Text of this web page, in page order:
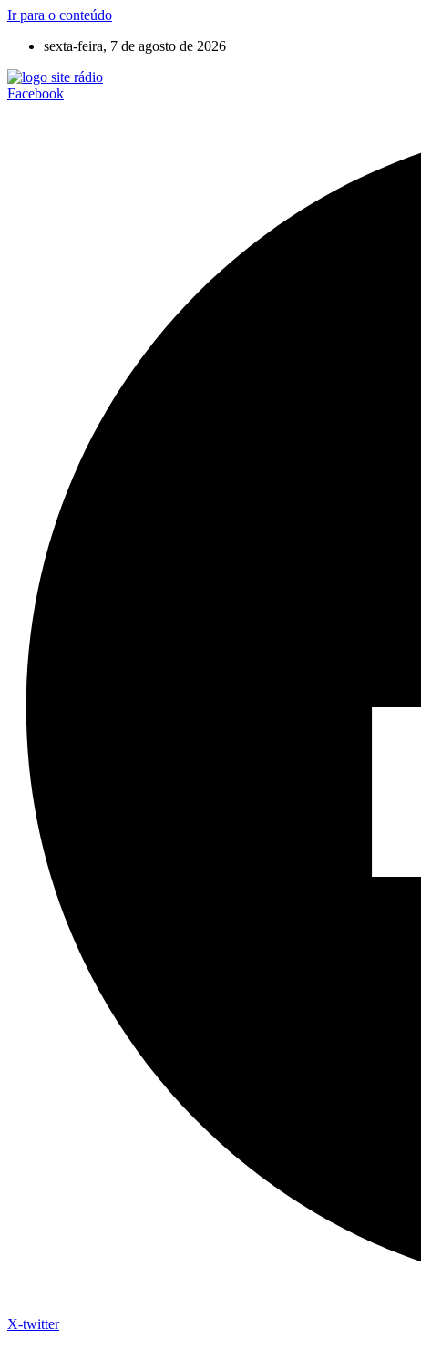
Ir para o conteúdo
sexta-feira, 7 de agosto de 2026
Facebook
X-twitter